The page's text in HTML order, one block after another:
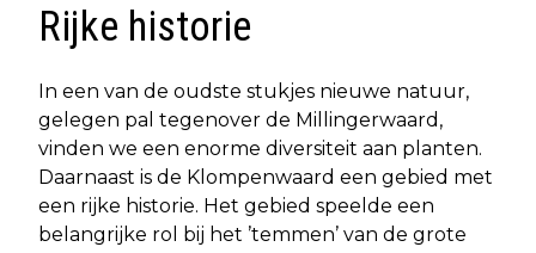
Rijke historie
In een van de oudste stukjes nieuwe natuur,
gelegen pal tegenover de Millingerwaard,
vinden we een enorme diversiteit aan planten.
Daarnaast is de Klompenwaard een gebied met
een rijke historie. Het gebied speelde een
belangrijke rol bij het ’temmen’ van de grote